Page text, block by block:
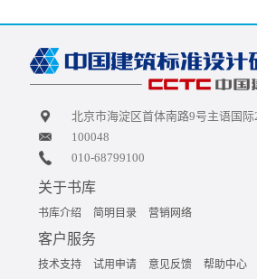
北京市海淀区首体南路9号主语国际
100048
010-68799100
关于书库
书库介绍 简明目录 营销网络
客户服务
技术支持 试用申请 意见反馈 帮助中心